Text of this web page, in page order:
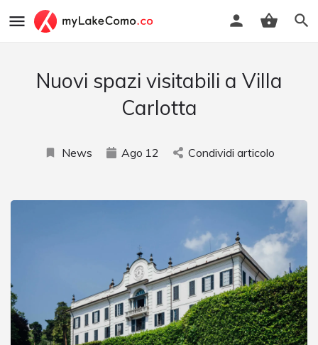
Nuovi spazi visitabili a Villa
Carlotta
News Ago 12 Condividi articolo